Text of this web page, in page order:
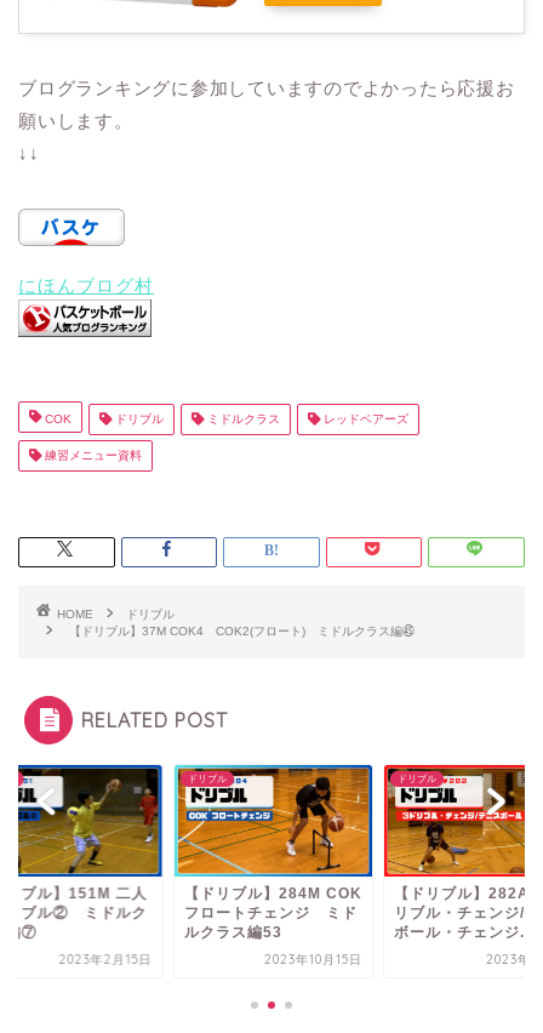
ブログランキングに参加していますのでよかったら応援お
願いします。
↓↓
にほんブログ村
COK ドリブル ミドルクラス レッドベアーズ
練習メニュー資料
HOME
ドリブル
【ドリブル】37M COK4 COK2(フロート) ミドルクラス編㊺
RELATED POST
リブル】151M 二人
リブル② ミドルク
編⑦
2023年2月15日
ドリブル
【ドリブル】284M COK
フロートチェンジ ミド
ルクラス編53
2023年10月15日
ドリブル
【ドリブル】282A
リブル・チェンジ/
ボール・チェンジ...
2023年8